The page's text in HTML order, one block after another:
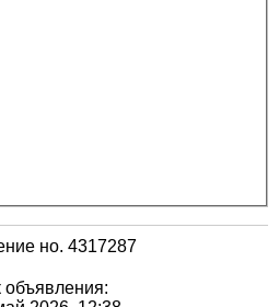
но. 4317287
объявления: